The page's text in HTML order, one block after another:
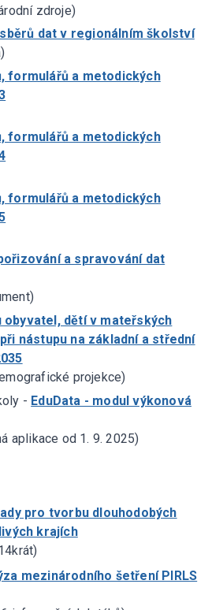
zdroje)
dat v regionálním školství
formulářů a metodických
formulářů a metodických
formulářů a metodických
a spravování dat
dětí v mateřských
nástupu na základní a střední
projekce)
- EduData - modul výkonová
aplikace od 1. 9. 2025)
pro tvorbu dlouhodobých
krajích
mezinárodního šetření PIRLS